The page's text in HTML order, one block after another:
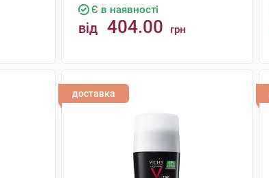
Є в наявності
від 404.00 грн
доставка